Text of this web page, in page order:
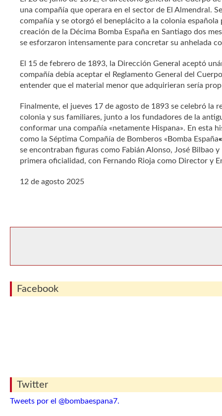
una compañía que operara en el sector de El Almendral.
compañía y se otorgó el beneplácito a la colonia
creación de la Décima Bomba España en Santiago dos
se esforzaron intensamente para concretar su anhelada
El 15 de febrero de 1893, la Dirección General aceptó
compañía debía aceptar el Reglamento General del
entender que el material menor que adquirieran sería
Finalmente, el jueves 17 de agosto de 1893 se celebró la
colonia y sus familiares, junto a los fundadores de la
conformar una compañía «netamente Hispana». En esta
como la Séptima Compañía de Bomberos «Bomba España«
se encontraban figuras como Fabián Alonso, José Bilbao
primera oficialidad, con Fernando Rioja como Director y
12 de agosto 2025
Facebook
Twitter
Tweets por el @bombaespana7.